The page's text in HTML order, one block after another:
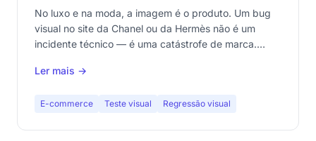
No luxo e na moda, a imagem é o produto. Um bug
visual no site da Chanel ou da Hermès não é um
incidente técnico — é uma catástrofe de marca.
fashion e-commerce.
Ler mais →
E-commerce Teste visual Regressão visual